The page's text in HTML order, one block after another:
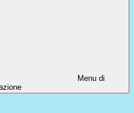
Menu di